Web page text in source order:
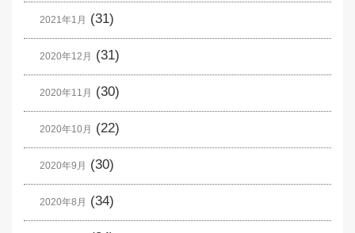
2021年1月 (31)
2020年12月 (31)
2020年11月 (30)
2020年10月 (22)
2020年9月 (30)
2020年8月 (34)